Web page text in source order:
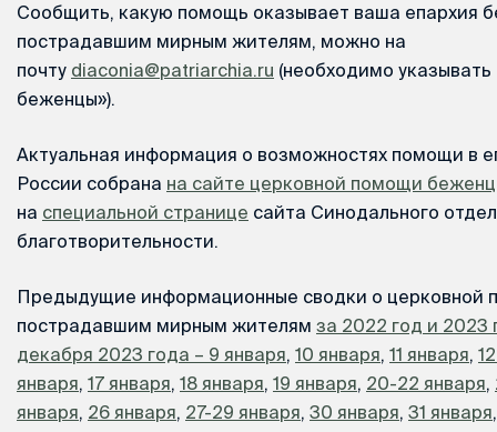
Сообщить, какую помощь оказывает ваша епархия
пострадавшим мирным жителям, можно на
почту diaconia@patriarchia.ru (необходимо
беженцы»).
Актуальная информация о возможностях помощи в
России собрана на сайте церковной помощи
на специальной странице сайта Синодального
благотворительности.
Предыдущие информационные сводки о церковной
пострадавшим мирным жителям за 2022 год и 2023
декабря 2023 года – 9 января, 10 января, 11 января,
января, 17 января, 18 января, 19 января, 20-22 января,
января, 26 января, 27-29 января, 30 января, 31 января